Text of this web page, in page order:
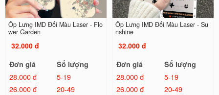
Ốp Lưng IMD Đổi Màu Laser - Flo
wer Garden
32.000 đ
Đơn giá
Số lượng
28.000 đ
5-19
26.000 đ
20-49
Ốp Lưng IMD Đổi Màu Laser - Su
nshine
32.000 đ
Đơn giá
Số lượng
28.000 đ
5-19
26.000 đ
20-49